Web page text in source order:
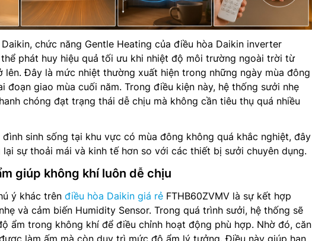
chức năng Gentle Heating của điều hòa Daikin inverter
thể phát huy hiệu quả tối ưu khi nhiệt độ môi trường ngoài trời từ
lên. Đây là mức nhiệt thường xuất hiện trong những ngày mùa đông
đoạn giao mùa cuối năm. Trong điều kiện này, hệ thống sưởi nhẹ
chóng đạt trạng thái dễ chịu mà không cần tiêu thụ quá nhiều
sinh sống tại khu vực có mùa đông không quá khắc nghiệt, đây
lại sự thoải mái và kinh tế hơn so với các thiết bị sưởi chuyên dụng.
giúp không khí luôn dễ chịu
ý khác trên điều hòa Daikin giá rẻ FTHB60ZVMV là sự kết hợp
và cảm biến Humidity Sensor. Trong quá trình sưởi, hệ thống sẽ
ẩm trong không khí để điều chỉnh hoạt động phù hợp. Nhờ đó, căn
làm ấm mà còn duy trì mức độ ẩm lý tưởng. Điều này giúp hạn